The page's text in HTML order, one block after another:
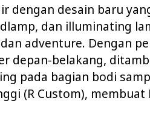
dengan desain baru
dan illuminating
adventure. Dengan
depan-belakang,
pada bagian bodi
(R Custom), membuat